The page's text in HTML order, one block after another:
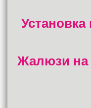
Жалюзи на